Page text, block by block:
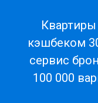
кэшбеком
сервис
100 000